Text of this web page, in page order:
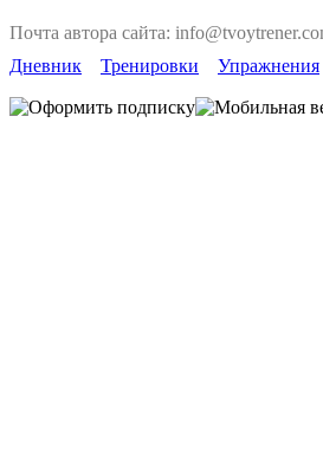
Почта автора сайта:
Дневник
Тренировки Упражнения